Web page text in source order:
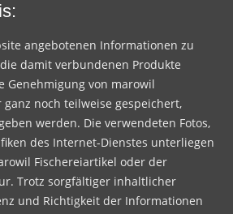
angebotenen Informationen zu
damit verbundenen Produkte
Genehmigung von marowil
noch teilweise gespeichert,
werden. Die verwendeten Fotos,
des Internet-Dienstes unterliegen
Fischereiartikel oder der
Trotz sorgfältiger inhaltlicher
und Richtigkeit der Informationen